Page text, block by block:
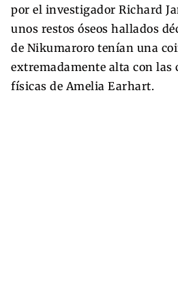
por el investigador Richard
unos restos óseos hallados
de Nikumaroro tenían una
extremadamente alta con las
físicas de Amelia Earhart.